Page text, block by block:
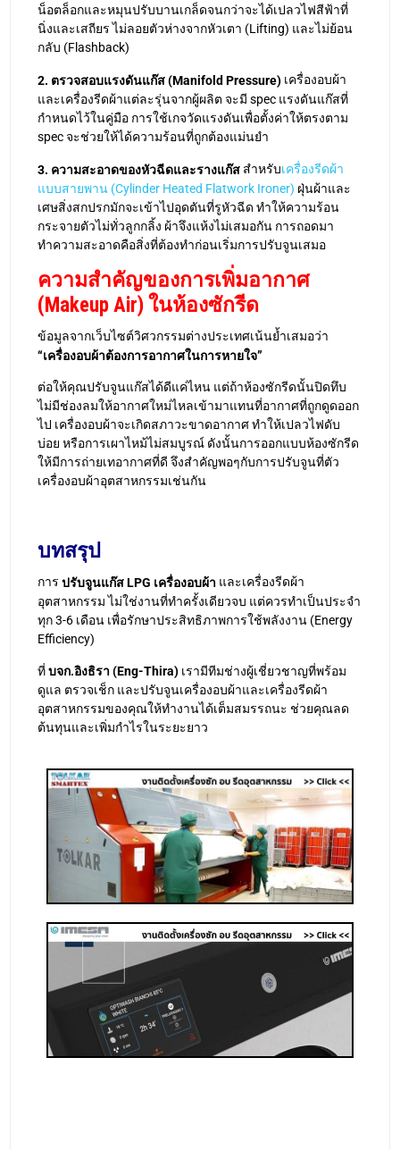
น็อตล็อกและหมุนปรับบานเกล็ดจนกว่าจะได้เปลวไฟสีฟ้าที่
นิ่งและเสถียร ไม่ลอยตัวห่างจากหัวเตา (Lifting) และไม่ย้อน
กลับ (Flashback)
2. ตรวจสอบแรงดันแก๊ส (Manifold Pressure) เครื่องอบผ้า
และเครื่องรีดผ้าแต่ละรุ่นจากผู้ผลิต จะมี spec แรงดันแก๊สที่
กำหนดไว้ในคู่มือ การใช้เกจวัดแรงดันเพื่อตั้งค่าให้ตรงตาม
spec จะช่วยให้ได้ความร้อนที่ถูกต้องแม่นยำ
3. ความสะอาดของหัวฉีดและรางแก๊ส สำหรับเครื่องรีดผ้า
แบบสายพาน (Cylinder Heated Flatwork Ironer) ฝุ่นผ้าและ
เศษสิ่งสกปรกมักจะเข้าไปอุดตันที่รูหัวฉีด ทำให้ความร้อน
กระจายตัวไม่ทั่วลูกกลิ้ง ผ้าจึงแห้งไม่เสมอกัน การถอดมา
ทำความสะอาดคือสิ่งที่ต้องทำก่อนเริ่มการปรับจูนเสมอ
ความสำคัญของการเพิ่มอากาศ
(Makeup Air) ในห้องซักรีด
ข้อมูลจากเว็บไซต์วิศวกรรมต่างประเทศเน้นย้ำเสมอว่า
“เครื่องอบผ้าต้องการอากาศในการหายใจ”
ต่อให้คุณปรับจูนแก๊สได้ดีแค่ไหน แต่ถ้าห้องซักรีดนั้นปิดทึบ
ไม่มีช่องลมให้อากาศใหม่ไหลเข้ามาแทนที่อากาศที่ถูกดูดออก
ไป เครื่องอบผ้าจะเกิดสภาวะขาดอากาศ ทำให้เปลวไฟดับ
บ่อย หรือการเผาไหม้ไม่สมบูรณ์ ดังนั้นการออกแบบห้องซักรีด
ให้มีการถ่ายเทอากาศที่ดี จึงสำคัญพอๆกับการปรับจูนที่ตัว
เครื่องอบผ้าอุตสาหกรรมเช่นกัน
บทสรุป
การปรับจูนแก๊ส LPG เครื่องอบผ้า และเครื่องรีดผ้า
อุตสาหกรรม ไม่ใช่งานที่ทำครั้งเดียวจบ แต่ควรทำเป็นประจำ
ทุก 3-6 เดือน เพื่อรักษาประสิทธิภาพการใช้พลังงาน (Energy
Efficiency)
ที่บจก.อิงธิรา (Eng-Thira) เรามีทีมช่างผู้เชี่ยวชาญที่พร้อม
ดูแล ตรวจเช็ก และปรับจูนเครื่องอบผ้าและเครื่องรีดผ้า
อุตสาหกรรมของคุณให้ทำงานได้เต็มสมรรถนะ ช่วยคุณลด
ต้นทุนและเพิ่มกำไรในระยะยาว